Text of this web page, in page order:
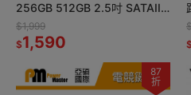
256GB 512GB 2.5吋 SATAIII
SSD 固態硬碟 全新三年保固
$1,999
$1,590
$
87
折